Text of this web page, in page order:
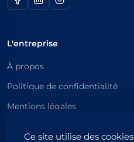
Ce site utilise des cookies
L'entreprise
À propos
Politique de confidentialité
Mentions légales
Catégories principales